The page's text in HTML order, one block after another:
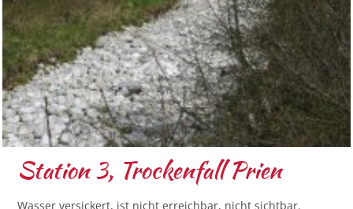
Station 3, Trockenfall Prien
Wasser versickert, ist nicht erreichbar, nicht sichtbar.